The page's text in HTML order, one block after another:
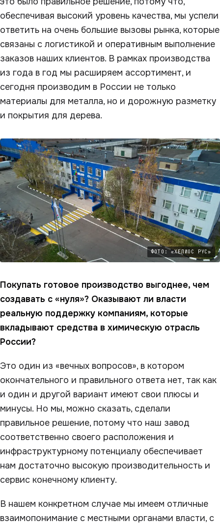
обеспечивая высокий уровень качества, мы успели
ответить на очень большие вызовы рынка, которые
связаны с логистикой и оперативным выполнение
заказов наших клиентов. В рамках производства
из года в год мы расширяем ассортимент, и
сегодня производим в России не только
материалы для металла, но и дорожную разметку
и покрытия для дерева.
ФОТО: «ХЕЛИОС РУС»
Покупать готовое производство выгоднее, чем
создавать с «нуля»? Оказывают ли власти
реальную поддержку компаниям, которые
вкладывают средства в химическую отрасль
России?
Это один из «вечных вопросов», в котором
окончательного и правильного ответа нет, так как
и один и другой вариант имеют свои плюсы и
минусы. Но мы, можно сказать, сделали
правильное решение, потому что наш завод
соответственно своего расположения и
инфраструктурному потенциалу обеспечивает
нам достаточно высокую производительность и
сервис конечному клиенту.
В нашем конкретном случае мы имеем отличные
взаимопонимание с местными органами власти, с